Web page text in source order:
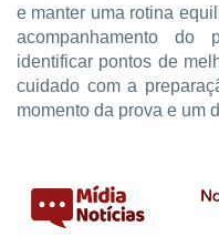
e manter uma rotina
acompanhamento do
identificar pontos de
cuidado com a
momento da prova e um